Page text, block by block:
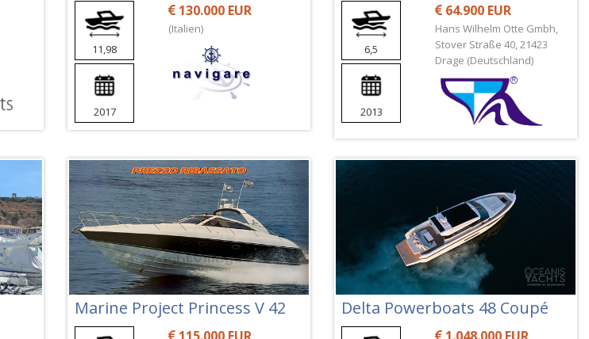
11,98
2017
130.000 EUR
(Italien)
6,5
2013
64.900 EUR
Hans Wilhelm Otte Gmbh,
Stover Straße 40, 21423
Drage (Deutschland)
Marine Project Princess V 42 Delta Powerboats 48 Coupé